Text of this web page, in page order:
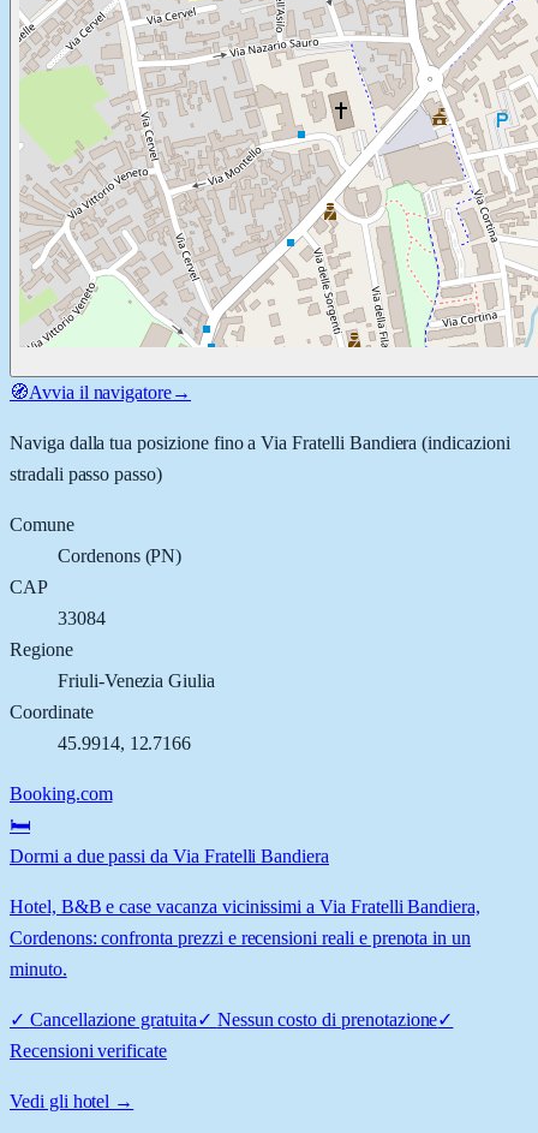
🧭Avvia il navigatore→
Naviga dalla tua posizione fino aVia Fratelli Bandiera (indicazioni
stradali passo passo)
Comune
Cordenons(PN)
CAP
33084
Regione
Friuli-Venezia Giulia
Coordinate
45.9914, 12.7166
Booking.com
🛏️
Dormi a due passi da Via Fratelli Bandiera
Hotel, B&B e case vacanza vicinissimi a Via Fratelli Bandiera,
Cordenons: confronta prezzi e recensioni reali e prenota in un
minuto.
✓ Cancellazione gratuita✓ Nessun costo di prenotazione✓
Recensioni verificate
Vedi gli hotel →